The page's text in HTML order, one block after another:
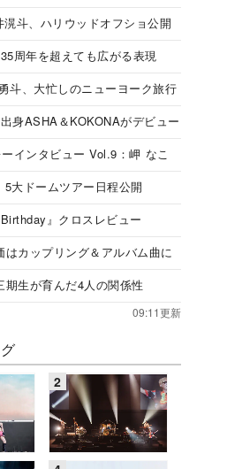
滉斗、ハリウッドオフショ公開
周年を超えても広がる表現
斗、大忙しのニューヨーク旅行
出身ASHA＆KOKONAがデビュー
インタビュー Vol.9：岬 なこ
5大ドームツアー日程公開
』クロスレビュー
はカップリング＆アルバム曲に
期生が育んだ4人の関係性
09:11更新